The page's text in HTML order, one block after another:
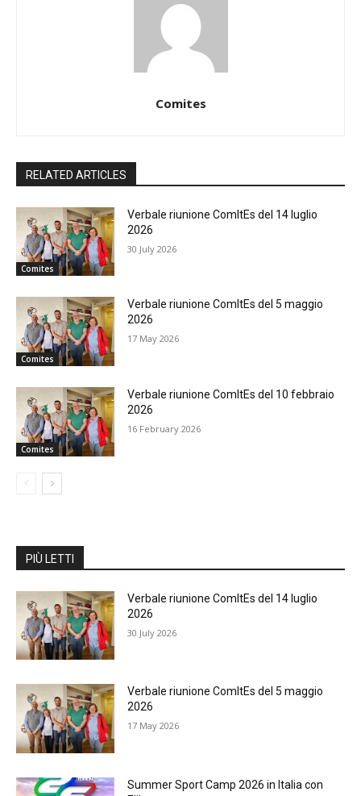
Comites
RELATED ARTICLES
Comites
Verbale riunione ComItEs del 14 luglio
2026
30 July 2026
Comites
Verbale riunione ComItEs del 5 maggio
2026
17 May 2026
Comites
Verbale riunione ComItEs del 10 febbraio
2026
16 February 2026
PIÙ LETTI
Verbale riunione ComItEs del 14 luglio
2026
30 July 2026
Verbale riunione ComItEs del 5 maggio
2026
17 May 2026
Summer Sport Camp 2026 in Italia con